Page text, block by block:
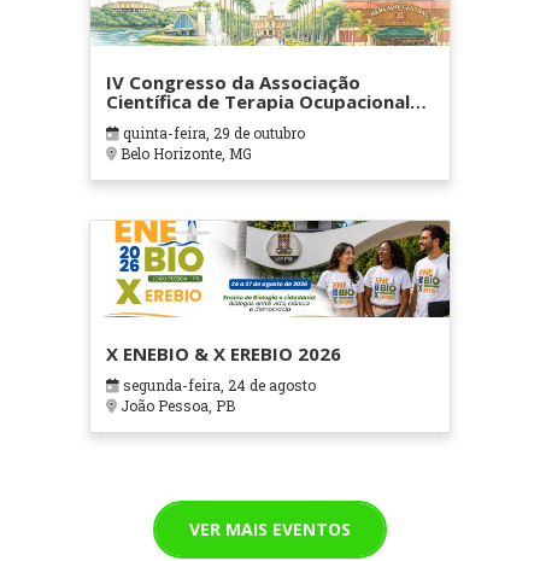
IV Congresso da Associação
Científica de Terapia Ocupacional
em Contextos Hospitalares e
Cuidados Paliativos - ATOHOSP
quinta-feira, 29 de outubro
Belo Horizonte, MG
X ENEBIO & X EREBIO 2026
segunda-feira, 24 de agosto
João Pessoa, PB
VER MAIS EVENTOS